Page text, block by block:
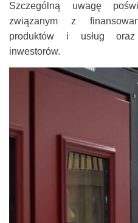
Szczególną uwagę
związanym z
produktów i usług oraz
inwestorów.